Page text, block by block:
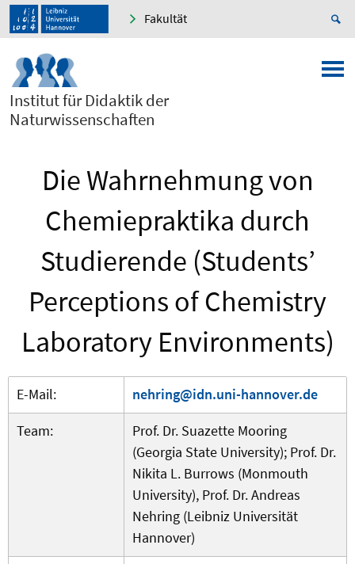
Fakultät
Institut für Didaktik der
Naturwissenschaften
Die Wahrnehmung von
Chemiepraktika durch
Studierende (Students’
Perceptions of Chemistry
Laboratory Environments)
E-Mail:
nehring@idn.uni-hannover.de
Team:
Prof. Dr. Suazette Mooring
(Georgia State University); Prof. Dr.
Nikita L. Burrows (Monmouth
University), Prof. Dr. Andreas
Nehring (Leibniz Universität
Hannover)